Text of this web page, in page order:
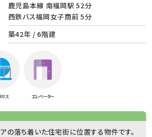
鹿児島本線 南福岡駅 52分
西鉄バス福岡女子商前 5分
築42年 / 6階建
ス エレベーター
の落ち着いた住宅街に位置する物件です。